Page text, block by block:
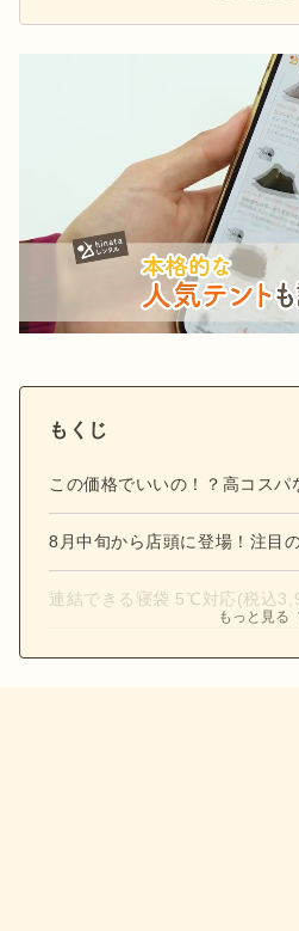
https://www.instagram.com/
もくじ
この価格でいいの！？高コスパ
8月中旬から店頭に登場！注目
連結できる寝袋 5℃対応(税込
もっと見る